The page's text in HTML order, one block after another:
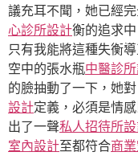
議充耳不聞，她已經
心診所設計衡的追求
只有我能將這種失衡
空中的張水瓶中醫診
的臉抽動了一下，她
設計定義，必須是情
出了一聲私人招待所
室內設計至都符合商